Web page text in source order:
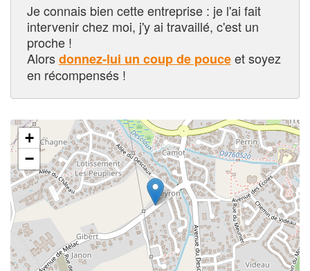
Je connais bien cette entreprise : je l'ai fait
intervenir chez moi, j'y ai travaillé, c'est un
proche !
Alorsdonnez-lui un coup de pouceet soyez
en récompensés !
+
−